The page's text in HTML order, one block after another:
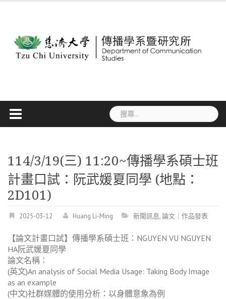
搜
尋
字:
114/3/19(三) 11:20~傳播學系碩士班
計畫口試：阮武媛夏同學 (地點：
2D101)
2025-03-12 Huang Li-Ming 新聞訊息,論文｜作品發表
【論文計畫口試】傳播學系碩士班：NGUYEN VU NGUYEN
HA阮武媛夏同學
論文名稱：
(英文)An analysis of Social Media Usage: Taking Body Image
as an example
(中文)社群媒體的使用分析：以身體意象為例